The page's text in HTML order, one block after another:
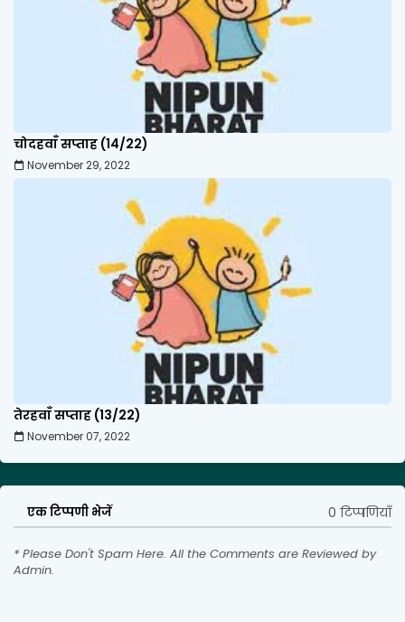
चोदहवाँ सप्ताह (14/22)
November 29, 2022
तेरहवाँ सप्ताह (13/22)
November 07, 2022
एक टिप्पणी भेजें 0 टिप्पणियाँ
* Please Don't Spam Here. All the Comments are Reviewed by
Admin.